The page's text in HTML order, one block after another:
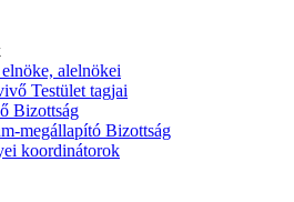
alelnökei
Testület tagjai
Bizottság
megállapító Bizottság
koordinátorok